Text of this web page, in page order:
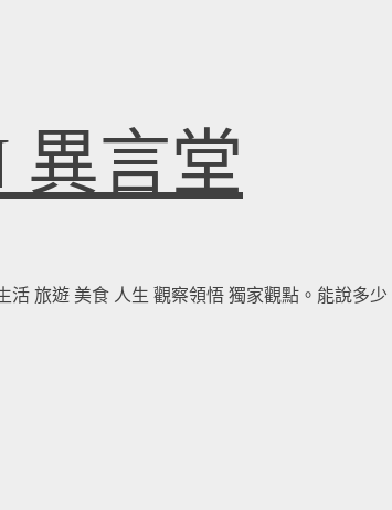
異言堂
旅遊 美食 人生 觀察領悟 獨家觀點。能說多少